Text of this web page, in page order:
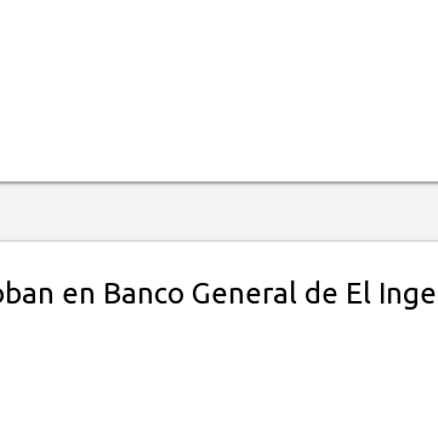
en Banco General de El